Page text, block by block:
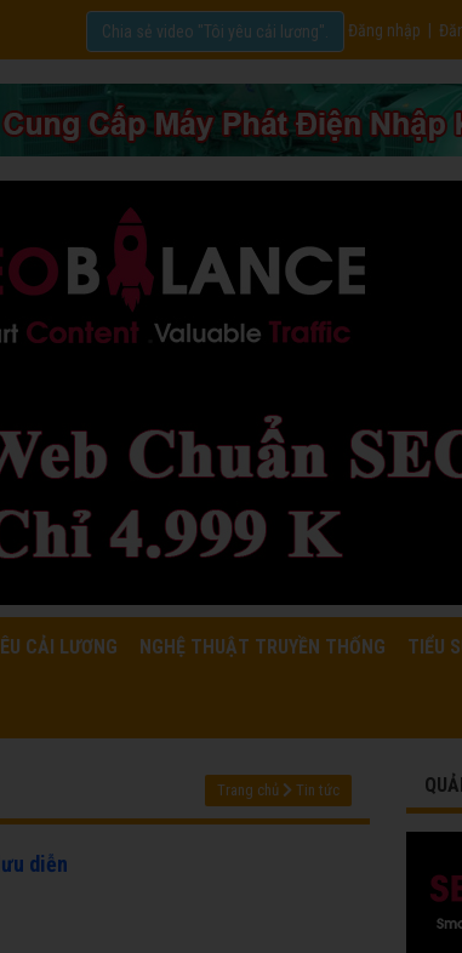
Đăng nhập
Chia sẻ video "Tôi yêu cải lương".
CẢI LƯƠNG NGHỆ THUẬT TRUYỀN THỐNG TIỂU
Trang chủ Tin tức
diễn